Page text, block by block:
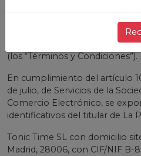
junto con la Política de
términos y condiciones por
(los “Términos y Condiciones”).
En cumplimiento del artículo
de julio, de Servicios de la
Comercio Electrónico, se
identificativos del titular de La
Tonic Time SL con domicilio
Madrid, 28006, con CIF/NIF B-